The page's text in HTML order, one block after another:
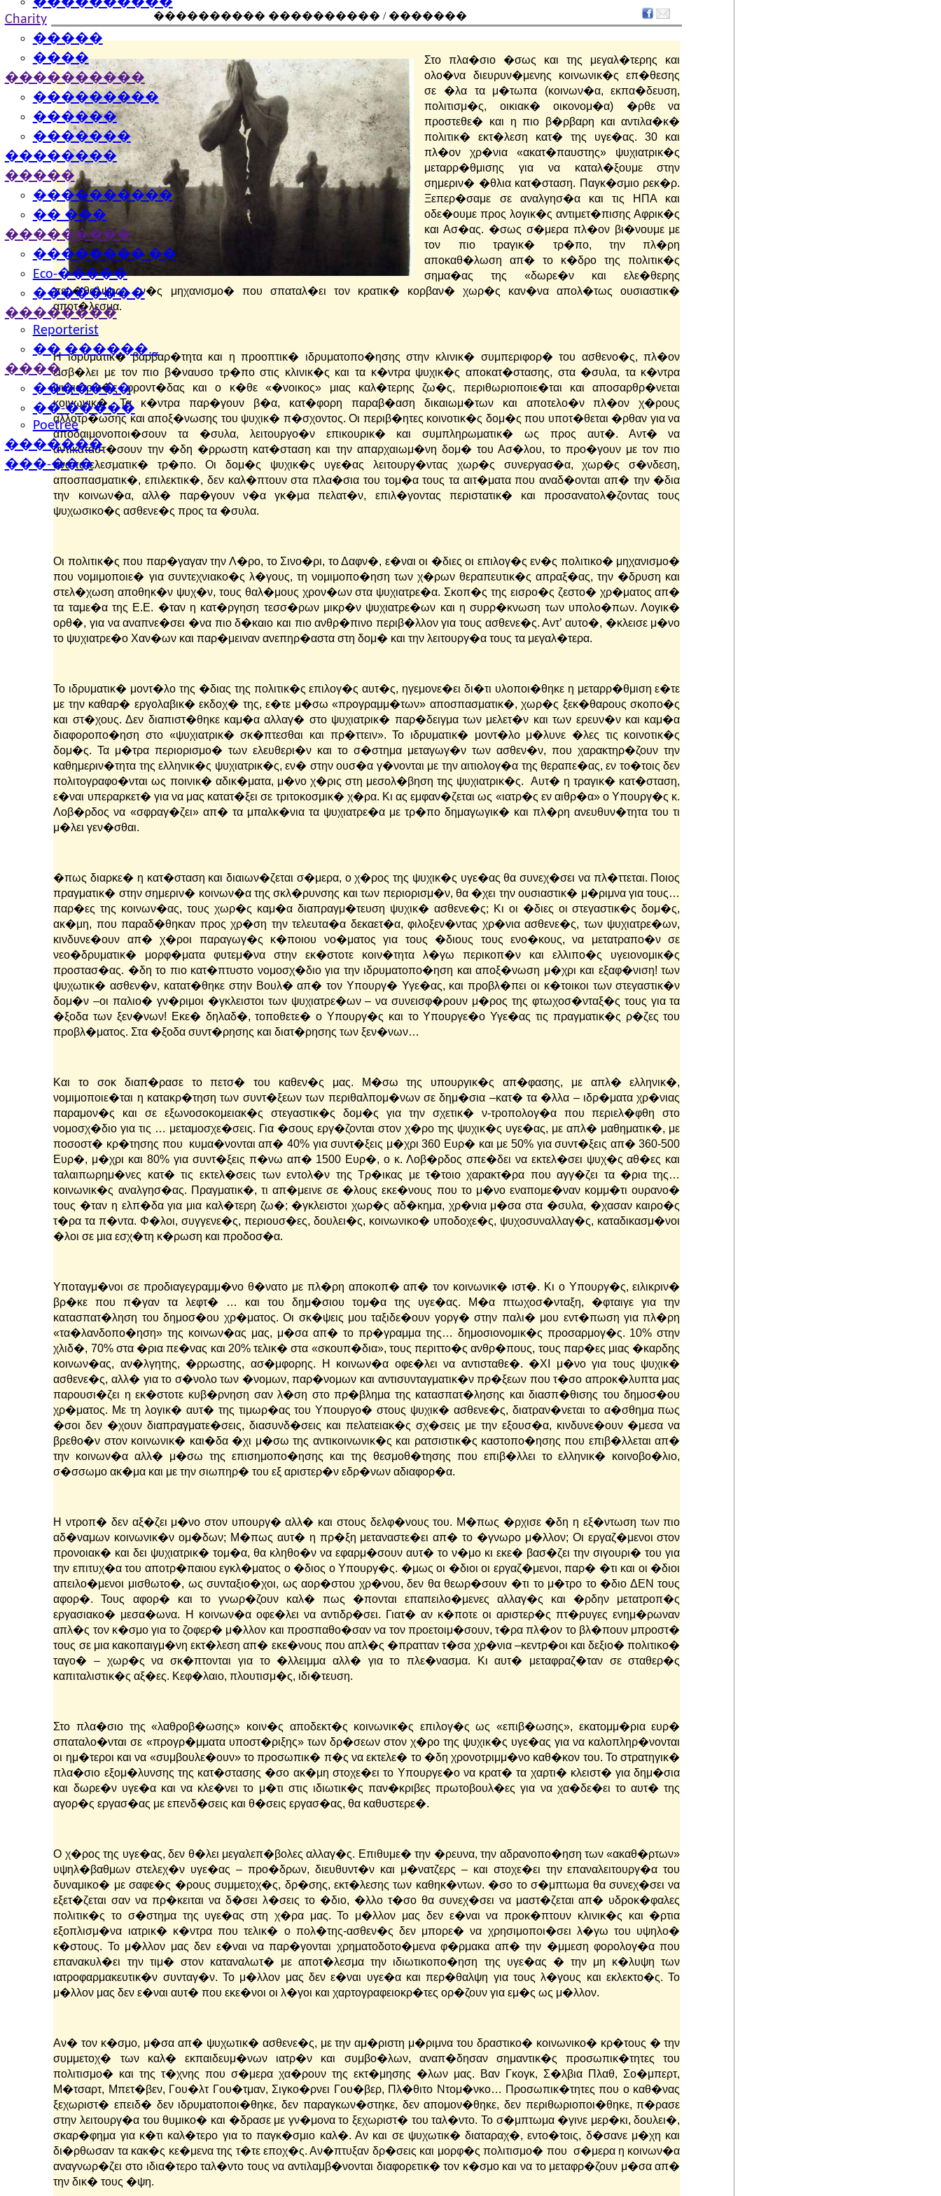
����������
Charity
�����
����
����������
���������
������
�������
��������
�����
����������
�� ���
���������
�������� ��
Eco-�����
��������
��������
Reporterist
�� ������...
����
�������
��-�����
Poetree
�������
���-���
���������� ���������� / �������
Στο πλα�σιο �σως και της μεγαλ�τερης και
ολο�να διευρυν�μενης κοινωνικ�ς επ�θεσης
σε �λα τα μ�τωπα (κοινων�α, εκπα�δευση,
πολιτισμ�ς, οικιακ� οικονομ�α) �ρθε να
προστεθε� και η πιο β�ρβαρη και αντιλα�κ�
πολιτικ� εκτ�λεση κατ� της υγε�ας. 30 και
πλ�ον χρ�νια «ακατ�παυστης» ψυχιατρικ�ς
μεταρρ�θμισης για να καταλ�ξουμε στην
σημεριν� �θλια κατ�σταση. Παγκ�σμιο ρεκ�ρ.
Ξεπερ�σαμε σε αναλγησ�α και τις ΗΠΑ και
οδε�ουμε προς λογικ�ς αντιμετ�πισης Αφρικ�ς
και Ασ�ας. �σως σ�μερα πλ�ον βι�νουμε με
τον πιο τραγικ� τρ�πο, την πλ�ρη
αποκαθ�λωση απ� το κ�δρο της πολιτικ�ς
σημα�ας της «δωρε�ν και ελε�θερης
περ�θαλψης» εν�ς μηχανισμο� που σπαταλ�ει τον κρατικ� κορβαν� χωρ�ς καν�να απολ�τως ουσιαστικ�
αποτ�λεσμα.
Η ιδρυματικ� βαρβαρ�τητα και η προοπτικ� ιδρυματοπο�ησης στην κλινικ� συμπεριφορ� του ασθενο�ς, πλ�ον
εισβ�λει με τον πιο β�ναυσο τρ�πο στις κλινικ�ς και τα κ�ντρα ψυχικ�ς αποκατ�στασης, στα �συλα, τα κ�ντρα
ψυχιατρικ�ς φροντ�δας και ο κ�θε «�νοικος» μιας καλ�τερης ζω�ς, περιθωριοποιε�ται και αποσαρθρ�νεται
κοινωνικ�.Τα κ�ντρα παρ�γουν β�α, κατ�φορη παραβ�αση δικαιωμ�των και αποτελο�ν πλ�ον χ�ρους
αλλοτρ�ωσης και αποξ�νωσης του ψυχικ� π�σχοντος. Οι περιβ�ητες κοινοτικ�ς δομ�ς που υποτ�θεται �ρθαν για να
αποδαιμονοποι�σουν τα �συλα, λειτουργο�ν επικουρικ� και συμπληρωματικ� ως προς αυτ�. Αντ� να
αντικαταστ�σουν την �δη �ρρωστη κατ�σταση και την απαρχαιωμ�νη δομ� του Ασ�λου, το προ�γουν με τον πιο
αναποτελεσματικ� τρ�πο.Οι δομ�ς ψυχικ�ς υγε�ας λειτουργ�ντας χωρ�ς συνεργασ�α, χωρ�ς σ�νδεση,
αποσπασματικ�, επιλεκτικ�, δεν καλ�πτουν στα πλα�σια του τομ�α τους τα αιτ�ματα που αναδ�ονται απ� την �δια
την κοινων�α, αλλ� παρ�γουν ν�α γκ�μα πελατ�ν, επιλ�γοντας περιστατικ� και προσανατολ�ζοντας τους
ψυχωσικο�ς ασθενε�ς προς τα �συλα.
Οι πολιτικ�ς που παρ�γαγαν την Λ�ρο, το Σινο�ρι, το Δαφν�, ε�ναι οι �διες οι επιλογ�ς εν�ς πολιτικο� μηχανισμο�
που νομιμοποιε� για συντεχνιακο�ς λ�γους, τη νομιμοπο�ηση των χ�ρων θεραπευτικ�ς απραξ�ας, την �δρυση και
στελ�χωση αποθηκ�ν ψυχ�ν, τους θαλ�μους χρον�ων στα ψυχιατρε�α. Σκοπ�ς της εισρο�ς ζεστο� χρ�ματος απ�
τα ταμε�α της Ε.Ε. �ταν η κατ�ργηση τεσσ�ρων μικρ�ν ψυχιατρε�ων και η συρρ�κνωση των υπολο�πων. Λογικ�
ορθ�, για να αναπνε�σει �να πιο δ�καιο και πιο ανθρ�πινο περιβ�λλον για τους ασθενε�ς. Αντ’ αυτο�, �κλεισε μ�νο
το ψυχιατρε�ο Χαν�ων και παρ�μειναν ανεπηρ�αστα στη δομ� και την λειτουργ�α τους τα μεγαλ�τερα.
Το ιδρυματικ� μοντ�λο της �διας της πολιτικ�ς επιλογ�ς αυτ�ς, ηγεμονε�ει δι�τι υλοποι�θηκε η μεταρρ�θμιση ε�τε
με την καθαρ� εργολαβικ� εκδοχ� της, ε�τε μ�σω «προγραμμ�των» αποσπασματικ�, χωρ�ς ξεκ�θαρους σκοπο�ς
και στ�χους. Δεν διαπιστ�θηκε καμ�α αλλαγ� στο ψυχιατρικ� παρ�δειγμα των μελετ�ν και των ερευν�ν και καμ�α
διαφοροπο�ηση στο «ψυχιατρικ� σκ�πτεσθαι και πρ�ττειν».Το ιδρυματικ� μοντ�λο μ�λυνε �λες τις κοινοτικ�ς
δομ�ς. Τα μ�τρα περιορισμο� των ελευθερι�ν και το σ�στημα μεταγωγ�ν των ασθεν�ν, που χαρακτηρ�ζουν την
καθημεριν�τητα της ελληνικ�ς ψυχιατρικ�ς, εν� στην ουσ�α γ�νονται με την αιτιολογ�α της θεραπε�ας, εν το�τοις δεν
πολιτογραφο�νται ως ποινικ� αδικ�ματα, μ�νο χ�ρις στη μεσολ�βηση της ψυχιατρικ�ς. Αυτ� η τραγικ� κατ�σταση,
ε�ναι υπεραρκετ� για να μας κατατ�ξει σε τριτοκοσμικ� χ�ρα. Κι ας εμφαν�ζεται ως «ιατρ�ς εν αιθρ�α» ο Υπουργ�ς κ.
Λοβ�ρδος να «σφραγ�ζει» απ� τα μπαλκ�νια τα ψυχιατρε�α με τρ�πο δημαγωγικ� και πλ�ρη ανευθυν�τητα του τι
μ�λει γεν�σθαι.
�πως διαρκε� η κατ�σταση και διαιων�ζεται σ�μερα, ο χ�ρος της ψυχικ�ς υγε�ας θα συνεχ�σει να πλ�ττεται. Ποιος
πραγματικ� στην σημεριν� κοινων�α της σκλ�ρυνσης και των περιορισμ�ν, θα �χει την ουσιαστικ� μ�ριμνα για τους…
παρ�ες της κοινων�ας, τους χωρ�ς καμ�α διαπραγμ�τευση ψυχικ� ασθενε�ς; Κι οι �διες οι στεγαστικ�ς δομ�ς,
ακ�μη, που παραδ�θηκαν προς χρ�ση την τελευτα�α δεκαετ�α, φιλοξεν�ντας χρ�νια ασθενε�ς, των ψυχιατρε�ων,
κινδυνε�ουν απ� χ�ροι παραγωγ�ς κ�ποιου νο�ματος για τους �διους τους ενο�κους, να μετατραπο�ν σε
νεο�δρυματικ� μορφ�ματα φυτεμ�να στην εκ�στοτε κοιν�τητα λ�γω περικοπ�ν και ελλιπο�ς υγειονομικ�ς
προστασ�ας. �δη το πιο κατ�πτυστο νομοσχ�διο για την ιδρυματοπο�ηση και αποξ�νωση μ�χρι και εξαφ�νιση! των
ψυχωτικ� ασθεν�ν, κατατ�θηκε στην Βουλ� απ� τον Υπουργ� Υγε�ας, και προβλ�πει οι κ�τοικοι των στεγαστικ�ν
δομ�ν –οι παλιο� γν�ριμοι �γκλειστοι των ψυχιατρε�ων – να συνεισφ�ρουν μ�ρος της φτωχοσ�νταξ�ς τους για τα
�ξοδα των ξεν�νων! Εκε� δηλαδ�, τοποθετε� ο Υπουργ�ς και το Υπουργε�ο Υγε�ας τις πραγματικ�ς ρ�ζες του
προβλ�ματος. Στα �ξοδα συντ�ρησης και διατ�ρησης των ξεν�νων…
Και το σοκ διαπ�ρασε το πετσ� του καθεν�ς μας. Μ�σω της υπουργικ�ς απ�φασης, με απλ� ελληνικ�,
νομιμοποιε�ται η κατακρ�τηση των συντ�ξεων των περιθαλπομ�νων σε δημ�σια –κατ� τα �λλα – ιδρ�ματα χρ�νιας
παραμον�ς και σε εξωνοσοκομειακ�ς στεγαστικ�ς δομ�ς για την σχετικ� ν-τροπολογ�α που περιελ�φθη στο
νομοσχ�διο για τις … μεταμοσχε�σεις. Για �σους εργ�ζονται στον χ�ρο της ψυχικ�ς υγε�ας, με απλ� μαθηματικ�, με
ποσοστ� κρ�τησης που κυμα�νονται απ� 40% για συντ�ξεις μ�χρι 360 Ευρ� και με 50% για συντ�ξεις απ� 360-500
Ευρ�, μ�χρι και 80% για συντ�ξεις π�νω απ� 1500 Ευρ�, ο κ. Λοβ�ρδος σπε�δει να εκτελ�σει ψυχ�ς αθ�ες και
ταλαιπωρημ�νες κατ� τις εκτελ�σεις των εντολ�ν της Τρ�ικας με τ�τοιο χαρακτ�ρα που αγγ�ζει τα �ρια της…
κοινωνικ�ς αναλγησ�ας. Πραγματικ�, τι απ�μεινε σε �λους εκε�νους που το μ�νο εναπομε�ναν κομμ�τι ουρανο�
τους �ταν η ελπ�δα για μια καλ�τερη ζω�; �γκλειστοι χωρ�ς αδ�κημα, χρ�νια μ�σα στα �συλα, �χασαν καιρο�ς
τ�ρα τα π�ντα. Φ�λοι, συγγενε�ς, περιουσ�ες, δουλει�ς, κοινωνικο� υποδοχε�ς, ψυχοσυναλλαγ�ς, καταδικασμ�νοι
�λοι σε μια εσχ�τη κ�ρωση και προδοσ�α.
Υποταγμ�νοι σε προδιαγεγραμμ�νο θ�νατο με πλ�ρη αποκοπ� απ� τον κοινωνικ� ιστ�. Κι ο Υπουργ�ς, ειλικριν�
βρ�κε που π�γαν τα λεφτ� … και του δημ�σιου τομ�α της υγε�ας. Μ�α πτωχοσ�νταξη, �φταιγε για την
κατασπατ�ληση του δημοσ�ου χρ�ματος. Οι σκ�ψεις μου ταξιδε�ουν γοργ� στην παλι� μου εντ�πωση για πλ�ρη
«τα�λανδοπο�ηση» της κοινων�ας μας, μ�σα απ� το πρ�γραμμα της… δημοσιονομικ�ς προσαρμογ�ς. 10% στην
χλιδ�, 70% στα �ρια πε�νας και 20% τελικ� στα «σκουπ�δια», τους περιττο�ς ανθρ�πους, τους παρ�ες μιας �καρδης
κοινων�ας, αν�λγητης, �ρρωστης, ασ�μφορης.
Η κοινων�α οφε�λει να αντισταθε�. �ΧΙ μ�νο για τους ψυχικ�
ασθενε�ς, αλλ� για το σ�νολο των �νομων, παρ�νομων και αντισυνταγματικ�ν πρ�ξεων που τ�σο απροκ�λυπτα μας
παρουσι�ζει η εκ�στοτε κυβ�ρνηση σαν λ�ση στο πρ�βλημα της κατασπατ�λησης και διασπ�θισης του δημοσ�ου
χρ�ματος. Με τη λογικ� αυτ� της τιμωρ�ας του Υπουργο� στους ψυχικ� ασθενε�ς, διατραν�νεται το α�σθημα πως
�σοι δεν �χουν διαπραγματε�σεις, διασυνδ�σεις και πελατειακ�ς σχ�σεις με την εξουσ�α, κινδυνε�ουν �μεσα να
βρεθο�ν στον κοινωνικ� και�δα �χι μ�σω της αντικοινωνικ�ς και ρατσιστικ�ς καστοπο�ησης που επιβ�λλεται απ�
την κοινων�α αλλ� μ�σω της επισημοπο�ησης και της θεσμοθ�τησης που επιβ�λλει το ελληνικ� κοινοβο�λιο,
σ�σσωμο ακ�μα και με την σιωπηρ� του εξ αριστερ�ν εδρ�νων αδιαφορ�α.
Η ντροπ� δεν αξ�ζει μ�νο στον υπουργ� αλλ� και στους δελφ�νους του. Μ�πως �ρχισε �δη η εξ�ντωση των πιο
αδ�ναμων κοινωνικ�ν ομ�δων; Μ�πως αυτ� η πρ�ξη μεταναστε�ει απ� το �γνωρο μ�λλον; Οι εργαζ�μενοι στον
προνοιακ� και δει ψυχιατρικ� τομ�α, θα κληθο�ν να εφαρμ�σουν αυτ� το ν�μο κι εκε� βασ�ζει την σιγουρι� του για
την επιτυχ�α του αποτρ�παιου εγκλ�ματος ο �διος ο Υπουργ�ς. �μως οι �διοι οι εργαζ�μενοι, παρ� �τι και οι �διοι
απειλο�μενοι μισθωτο�, ως συνταξιο�χοι, ως αορ�στου χρ�νου, δεν θα θεωρ�σουν �τι το μ�τρο το �διο ΔΕΝ τους
αφορ�. Τους αφορ� και το γνωρ�ζουν καλ� πως �πονται επαπειλο�μενες αλλαγ�ς και �ρδην μετατροπ�ς
εργασιακο� μεσα�ωνα. Η κοινων�α οφε�λει να αντιδρ�σει. Γιατ� αν κ�ποτε οι αριστερ�ς πτ�ρυγες ενημ�ρωναν
απλ�ς τον κ�σμο για το ζοφερ� μ�λλον και προσπαθο�σαν να τον προετοιμ�σουν, τ�ρα πλ�ον το βλ�πουν μπροστ�
τους σε μια κακοπαιγμ�νη εκτ�λεση απ� εκε�νους που απλ�ς �πρατταν τ�σα χρ�νια –κεντρ�οι και δεξιο� πολιτικο�
ταγο� – χωρ�ς να σκ�πτονται για το �λλειμμα αλλ� για το πλε�νασμα. Κι αυτ� μεταφραζ�ταν σε σταθερ�ς
καπιταλιστικ�ς αξ�ες. Κεφ�λαιο, πλουτισμ�ς, ιδι�τευση.
Στο πλα�σιο της «λαθροβ�ωσης» κοιν�ς αποδεκτ�ς κοινωνικ�ς επιλογ�ς ως «επιβ�ωσης», εκατομμ�ρια ευρ�
σπαταλο�νται σε «προγρ�μματα υποστ�ριξης» των δρ�σεων στον χ�ρο της ψυχικ�ς υγε�ας για να καλοπληρ�νονται
οι ημ�τεροι και να «συμβουλε�ουν» το προσωπικ� π�ς να εκτελε� το �δη χρονοτριμμ�νο καθ�κον του. Το στρατηγικ�
πλα�σιο εξομ�λυνσης της κατ�στασης �σο ακ�μη στοχε�ει το Υπουργε�ο να κρατ� τα χαρτι� κλειστ� για δημ�σια
και δωρε�ν υγε�α και να κλε�νει το μ�τι στις ιδιωτικ�ς παν�κριβες πρωτοβουλ�ες για να χα�δε�ει το αυτ� της
αγορ�ς εργασ�ας με επενδ�σεις και θ�σεις εργασ�ας, θα καθυστερε�.
Ο χ�ρος της υγε�ας, δεν θ�λει μεγαλεπ�βολες αλλαγ�ς. Επιθυμε� την �ρευνα, την αδρανοπο�ηση των «ακαθ�ρτων»
υψηλ�βαθμων στελεχ�ν υγε�ας – προ�δρων, διευθυντ�ν και μ�νατζερς – και στοχε�ει την επαναλειτουργ�α του
δυναμικο� με σαφε�ς �ρους συμμετοχ�ς, δρ�σης, εκτ�λεσης των καθηκ�ντων. �σο το σ�μπτωμα θα συνεχ�σει να
εξετ�ζεται σαν να πρ�κειται να δ�σει λ�σεις το �διο, �λλο τ�σο θα συνεχ�σει να μαστ�ζεται απ� υδροκ�φαλες
πολιτικ�ς το σ�στημα της υγε�ας στη χ�ρα μας. Το μ�λλον μας δεν ε�ναι να προκ�πτουν κλινικ�ς και �ρτια
εξοπλισμ�να ιατρικ� κ�ντρα που τελικ� ο πολ�της-ασθεν�ς δεν μπορε� να χρησιμοποι�σει λ�γω του υψηλο�
κ�στους. Το μ�λλον μας δεν ε�ναι να παρ�γονται χρηματοδοτο�μενα φ�ρμακα απ� την �μμεση φορολογ�α που
επανακυλ�ει την τιμ� στον καταναλωτ� με αποτ�λεσμα την ιδιωτικοπο�ηση της υγε�ας � την μη κ�λυψη των
ιατροφαρμακευτικ�ν συνταγ�ν. Το μ�λλον μας δεν ε�ναι υγε�α και περ�θαλψη για τους λ�γους και εκλεκτο�ς. Το
μ�λλον μας δεν ε�ναι αυτ� που εκε�νοι οι λ�γοι και χαρτογραφειοκρ�τες ορ�ζουν για εμ�ς ως μ�λλον.
Αν� τον κ�σμο, μ�σα απ� ψυχωτικ� ασθενε�ς, με την αμ�ριστη μ�ριμνα του δραστικο� κοινωνικο� κρ�τους � την
συμμετοχ� των καλ� εκπαιδευμ�νων ιατρ�ν και συμβο�λων, αναπ�δησαν σημαντικ�ς προσωπικ�τητες του
πολιτισμο� και της τ�χνης που σ�μερα χα�ρουν της εκτ�μησης �λων μας. Βαν Γκογκ, Σ�λβια Πλαθ, Σο�μπερτ,
Μ�τσαρτ, Μπετ�βεν, Γου�λτ Γου�τμαν, Σιγκο�ρνει Γου�βερ, Πλ�θιτο Ντομ�νκο… Προσωπικ�τητες που ο καθ�νας
ξεχωριστ� επειδ� δεν ιδρυματοποι�θηκε, δεν παραγκων�στηκε, δεν απομον�θηκε, δεν περιθωριοποι�θηκε, π�ρασε
στην λειτουργ�α του θυμικο� και �δρασε με γν�μονα το ξεχωριστ� του ταλ�ντο. Το σ�μπτωμα �γινε μερ�κι, δουλει�,
σκαρ�φημα για κ�τι καλ�τερο για το παγκ�σμιο καλ�. Αν και σε ψυχωτικ� διαταραχ�, εντο�τοις, δ�σανε μ�χη και
δι�ρθωσαν τα κακ�ς κε�μενα της τ�τε εποχ�ς. Αν�πτυξαν δρ�σεις και μορφ�ς πολιτισμο� που σ�μερα η κοινων�α
αναγνωρ�ζει στο ιδια�τερο ταλ�ντο τους να αντιλαμβ�νονται διαφορετικ� τον κ�σμο και να το μεταφρ�ζουν μ�σα απ�
την δικ� τους �ψη.